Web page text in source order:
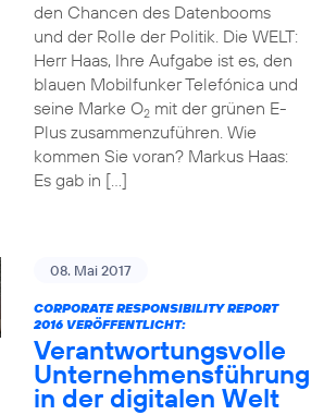
den Chancen des Datenbooms
und der Rolle der Politik. Die WELT:
Herr Haas, Ihre Aufgabe ist es, den
blauen Mobilfunker Telefónica und
seine Marke O2mit der grünen E-
Plus zusammenzuführen. Wie
kommen Sie voran? Markus Haas:
Es gab in […]
08. Mai 2017
CORPORATE RESPONSIBILITY REPORT
2016 VERÖFFENTLICHT:
Verantwortungsvolle
Unternehmensführung
in der digitalen Welt